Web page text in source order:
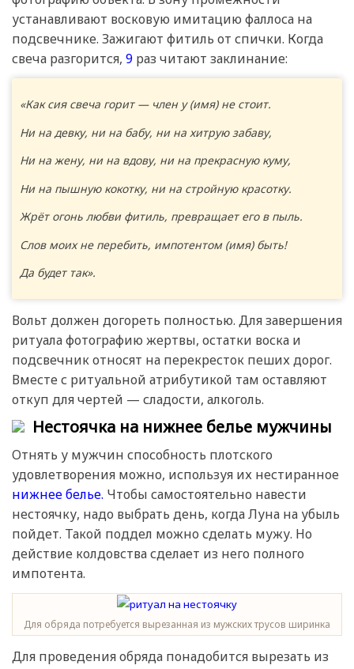
устанавливают восковую имитацию фаллоса на
подсвечнике. Зажигают фитиль от спички. Когда
свеча разгорится, 9 раз читают заклинание:
«Как сия свеча горит — член у (имя) не стоит.
Ни на девку, ни на бабу, ни на хитрую забаву,
Ни на жену, ни на вдову, ни на прекрасную куму,
Ни на пышную кокотку, ни на стройную красотку.
Жрёт огонь любви фитиль, превращает его в пыль.
Слов моих не перебить, импотентом (имя) быть!
Да будет так».
Вольт должен догореть полностью. Для завершения
ритуала фотографию жертвы, остатки воска и
подсвечник относят на перекресток пеших дорог.
Вместе с ритуальной атрибутикой там оставляют
откуп для чертей — сладости, алкоголь.
Нестоячка на нижнее белье мужчины
Отнять у мужчин способность плотского
удовлетворения можно, используя их нестиранное
нижнее белье. Чтобы самостоятельно навести
нестоячку, надо выбрать день, когда Луна на убыль
пойдет. Такой поддел можно сделать мужу. Но
действие колдовства сделает из него полного
импотента.
Для обряда потребуется вырезанная из мужских трусов ширинка
Для проведения обряда понадобится вырезать из